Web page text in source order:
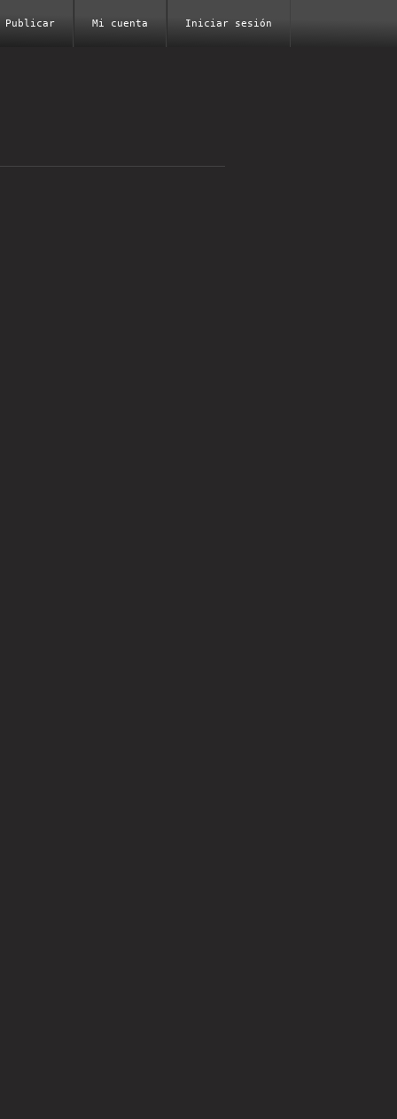
Publicar Mi cuenta Iniciar sesión